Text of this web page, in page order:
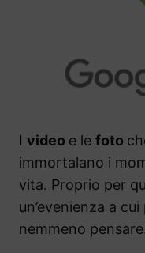
I video e le foto
immortalano i
vita. Proprio per
un’evenienza a
nemmeno